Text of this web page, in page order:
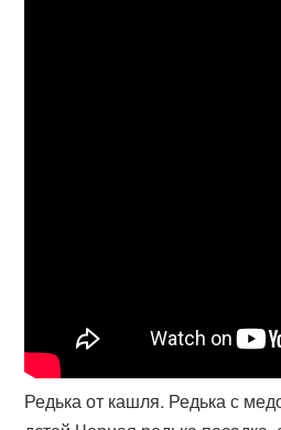
Редька от кашля. Редька с